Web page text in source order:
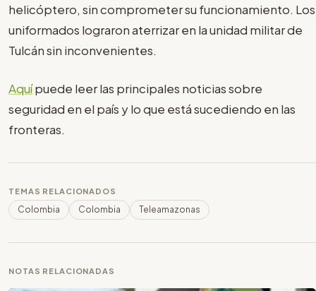
helicóptero, sin comprometer su funcionamiento. Los
uniformados lograron aterrizar en la unidad militar de
Tulcán sin inconvenientes.
Aquípuede leer las principales noticias sobre
seguridad en el país y lo que está sucediendo en las
fronteras.
TEMAS RELACIONADOS
Colombia Colombia Teleamazonas
NOTAS RELACIONADAS